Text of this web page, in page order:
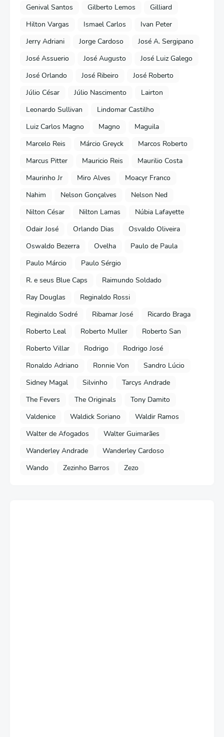
Genival Santos
Gilberto Lemos
Gilliard
Hilton Vargas
Ismael Carlos
Ivan Peter
Jerry Adriani
Jorge Cardoso
José A. Sergipano
José Assuerio
José Augusto
José Luiz Galego
José Orlando
José Ribeiro
José Roberto
Júlio César
Júlio Nascimento
Lairton
Leonardo Sullivan
Lindomar Castilho
Luiz Carlos Magno
Magno
Maguila
Marcelo Reis
Márcio Greyck
Marcos Roberto
Marcus Pitter
Mauricio Reis
Maurilio Costa
Maurinho Jr
Miro Alves
Moacyr Franco
Nahim
Nelson Gonçalves
Nelson Ned
Nilton César
Nilton Lamas
Núbia Lafayette
Odair José
Orlando Dias
Osvaldo Oliveira
Oswaldo Bezerra
Ovelha
Paulo de Paula
Paulo Márcio
Paulo Sérgio
R. e seus Blue Caps
Raimundo Soldado
Ray Douglas
Reginaldo Rossi
Reginaldo Sodré
Ribamar José
Ricardo Braga
Roberto Leal
Roberto Muller
Roberto San
Roberto Villar
Rodrigo
Rodrigo José
Ronaldo Adriano
Ronnie Von
Sandro Lúcio
Sidney Magal
Silvinho
Tarcys Andrade
The Fevers
The Originals
Tony Damito
Valdenice
Waldick Soriano
Waldir Ramos
Walter de Afogados
Walter Guimarães
Wanderley Andrade
Wanderley Cardoso
Wando
Zezinho Barros Zezo